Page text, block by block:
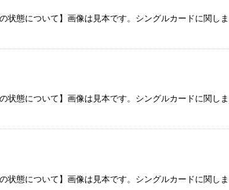
状態について】画像は見本です。シングルカードに関し
状態について】画像は見本です。シングルカードに関し
状態について】画像は見本です。シングルカードに関し